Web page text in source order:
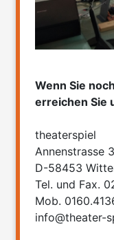
Wenn Sie
erreichen Sie
theaterspiel
Annenstrasse 3
D-58453
Tel. und Fax.
Mob.
info@theater-